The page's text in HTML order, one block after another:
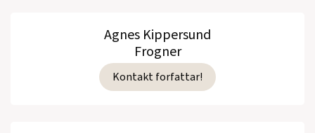
Agnes Kippersund
Frogner
Kontakt forfattar!